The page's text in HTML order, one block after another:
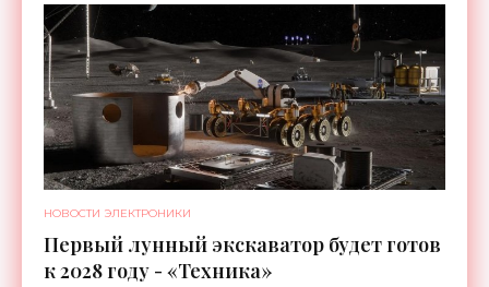
НОВОСТИ ЭЛЕКТРОНИКИ
Первый лунный экскаватор будет готов
к 2028 году - «Техника»